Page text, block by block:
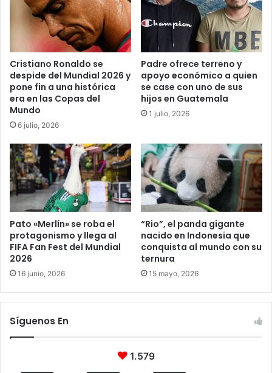
Cristiano Ronaldo se
despide del Mundial 2026 y
pone fin a una histórica
era en las Copas del
Mundo
6 julio, 2026
Padre ofrece terreno y
apoyo económico a quien
se case con uno de sus
hijos en Guatemala
1 julio, 2026
Pato «Merlín» se roba el
protagonismo y llega al
FIFA Fan Fest del Mundial
2026
16 junio, 2026
“Rio”, el panda gigante
nacido en Indonesia que
conquista al mundo con su
ternura
15 mayo, 2026
Síguenos En
1.579